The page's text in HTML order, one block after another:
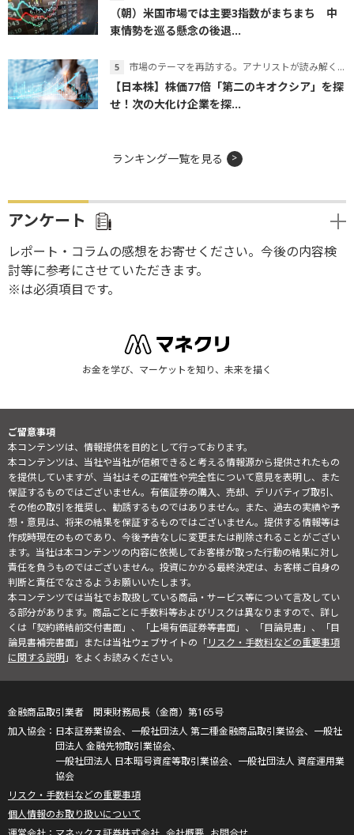
（朝）米国市場では主要3指数がまちまち 中
東情勢を巡る懸念の後退...
市場のテーマを再訪する。アナリストが読み解くテーマの本質
【日本株】株価77倍「第二のキオクシア」を探
せ！次の大化け企業を探...
ランキング一覧を見る
アンケート
レポート・コラムの感想をお寄せください。今後の内容検
討等に参考にさせていただきます。
※は必須項目です。
お金を学び、マーケットを知り、未来を描く
ご留意事項
本コンテンツは、情報提供を目的として行っております。
本コンテンツは、当社や当社が信頼できると考える情報源から提供されたもの
を提供していますが、当社はその正確性や完全性について意見を表明し、また
保証するものではございません。有価証券の購入、売却、デリバティブ取引、
その他の取引を推奨し、勧誘するものではありません。また、過去の実績や予
想・意見は、将来の結果を保証するものではございません。提供する情報等は
作成時現在のものであり、今後予告なしに変更または削除されることがござい
ます。当社は本コンテンツの内容に依拠してお客様が取った行動の結果に対し
責任を負うものではございません。投資にかかる最終決定は、お客様ご自身の
判断と責任でなさるようお願いいたします。
本コンテンツでは当社でお取扱している商品・サービス等について言及してい
る部分があります。商品ごとに手数料等およびリスクは異なりますので、詳し
くは「契約締結前交付書面」、「上場有価証券等書面」、「目論見書」、「目
論見書補完書面」または当社ウェブサイトの「リスク・手数料などの重要事項
に関する説明」をよくお読みください。
金融商品取引業者 関東財務局長（金商）第165号
日本証券業協会、一般社団法人 第二種金融商品取引業協会、一般社
団法人 金融先物取引業協会、
一般社団法人 日本暗号資産等取引業協会、一般社団法人 資産運用業
協会
リスク・手数料などの重要事項
個人情報のお取り扱いについて